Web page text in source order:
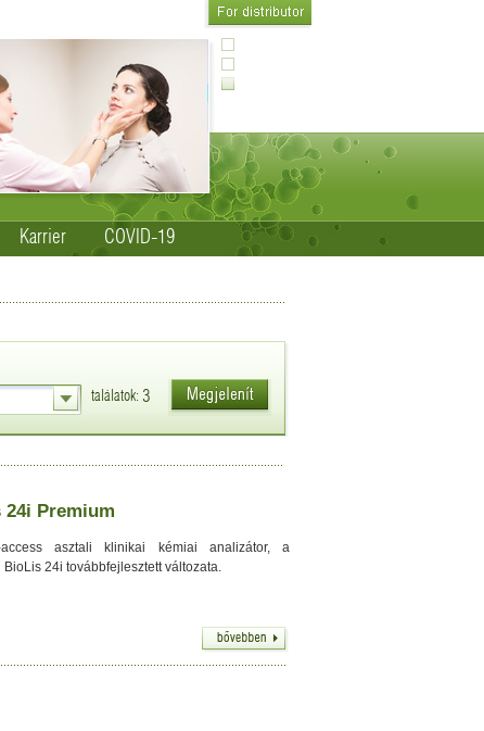
Karrier COVID-19
találatok: 3
24i Premium
access asztali klinikai kémiai analizátor, a
BioLis 24i továbbfejlesztett változata.